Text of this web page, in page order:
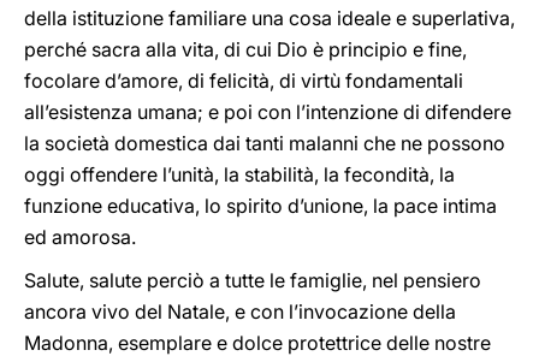
della istituzione familiare una cosa ideale e superlativa,
perché sacra alla vita, di cui Dio è principio e fine,
focolare d’amore, di felicità, di virtù fondamentali
all’esistenza umana; e poi con l’intenzione di difendere
la società domestica dai tanti malanni che ne possono
oggi offendere l’unità, la stabilità, la fecondità, la
funzione educativa, lo spirito d’unione, la pace intima
ed amorosa.
Salute, salute perciò a tutte le famiglie, nel pensiero
ancora vivo del Natale, e con l’invocazione della
Madonna, esemplare e dolce protettrice delle nostre